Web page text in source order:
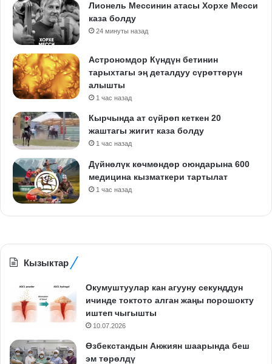
Лионель Мессинин атасы Хорхе Месси
каза болду
24 минуты назад
Астрономдор Күндүн бетинин
тарыхтагы эң деталдуу сүрөттөрүн
алышты
1 час назад
Кырчында ат сүйрөп кеткен 20
жаштагы жигит каза болду
1 час назад
Дүйнөлүк көчмөндөр оюндарына 600
медицина кызматкери тартылат
1 час назад
Кызыктар
Окумуштуулар кан агууну секунддун
ичинде токтото алган жаңы порошокту
иштеп чыгышты
10.07.2026
Өзбекстандын Анжиян шаарында беш
эм төрөлдү